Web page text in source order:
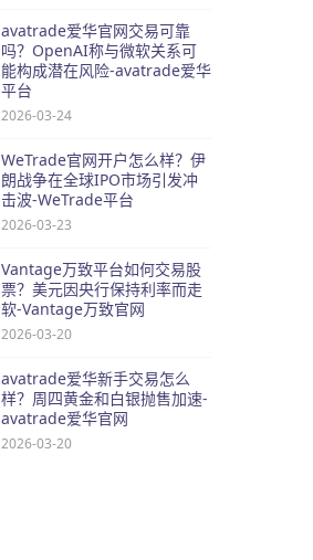
avatrade爱华官网交易可靠
吗？OpenAI称与微软关系可
能构成潜在风险-avatrade爱华
平台
2026-03-24
WeTrade官网开户怎么样？伊
朗战争在全球IPO市场引发冲
击波-WeTrade平台
2026-03-23
Vantage万致平台如何交易股
票？美元因央行保持利率而走
软-Vantage万致官网
2026-03-20
avatrade爱华新手交易怎么
样？周四黄金和白银抛售加速-
avatrade爱华官网
2026-03-20